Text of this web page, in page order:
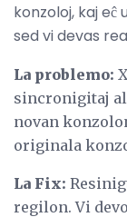
konzoloj, kaj eĉ
sed vi devas
La problemo:
sincronigitaj
novan
originala
La Fix:
regilon. Vi